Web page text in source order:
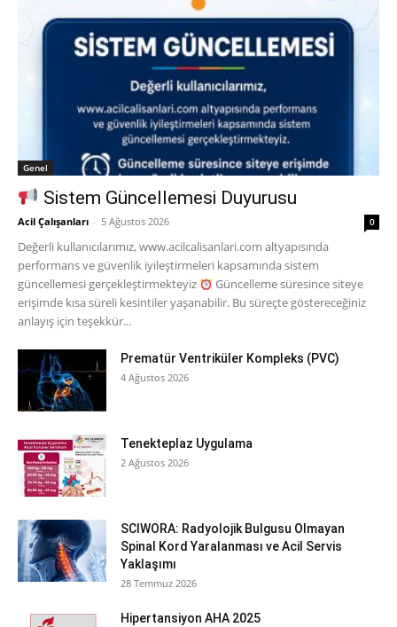
Genel
Sistem Güncellemesi Duyurusu
Acil Çalışanları - 5 Ağustos 2026 0
Değerli kullanıcılarımız, www.acilcalisanlari.com altyapısında
performans ve güvenlik iyileştirmeleri kapsamında sistem
güncellemesi gerçekleştirmekteyiz
Güncelleme süresince siteye
erişimde kısa süreli kesintiler yaşanabilir. Bu süreçte göstereceğiniz
anlayış için teşekkür...
Prematür Ventriküler Kompleks (PVC)
4 Ağustos 2026
Tenekteplaz Uygulama
2 Ağustos 2026
SCIWORA: Radyolojik Bulgusu Olmayan
Spinal Kord Yaralanması ve Acil Servis
Yaklaşımı
28 Temmuz 2026
Hipertansiyon AHA 2025